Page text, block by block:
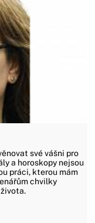
své vášni pro
a horoskopy nejsou
práci, kterou mám
chvilky